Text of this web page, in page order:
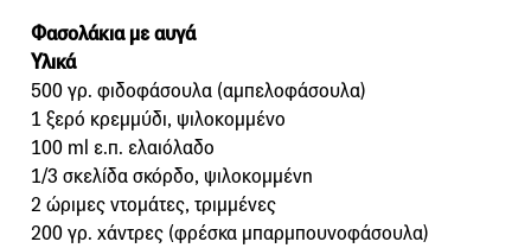
Φασολάκια με αυγά
Υλικά
500 γρ. φιδοφάσουλα (αμπελοφάσουλα)
1 ξερό κρεμμύδι, ψιλοκομμένο
100 ml ε.π. ελαιόλαδο
1/3 σκελίδα σκόρδο, ψιλοκομμένη
2 ώριμες ντομάτες, τριμμένες
200 γρ. χάντρες (φρέσκα μπαρμπουνοφάσουλα)